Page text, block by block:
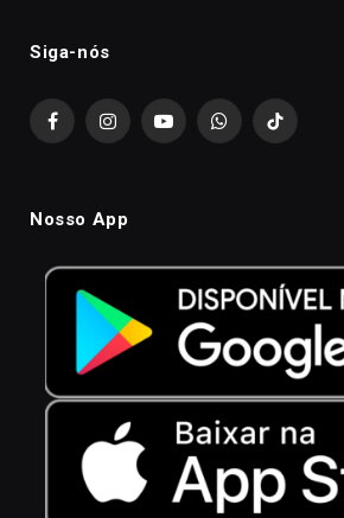
Siga-nós
FacebookInstagramYouTubeWhatsAppTikTok
Nosso App